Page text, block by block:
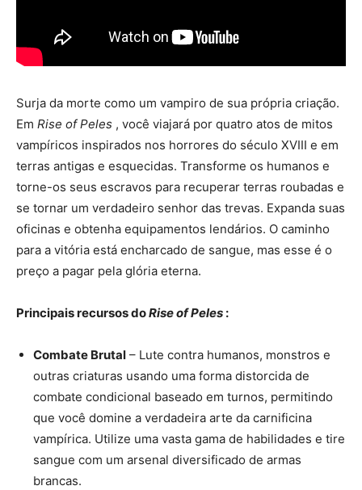
Surja da morte como um vampiro de sua própria criação.
Em Rise of Peles , você viajará por quatro atos de mitos
vampíricos inspirados nos horrores do século XVIII e em
terras antigas e esquecidas. Transforme os humanos e
torne-os seus escravos para recuperar terras roubadas e
se tornar um verdadeiro senhor das trevas. Expanda suas
oficinas e obtenha equipamentos lendários. O caminho
para a vitória está encharcado de sangue, mas esse é o
preço a pagar pela glória eterna.
Principais recursos doRise of Peles :
Combate Brutal – Lute contra humanos, monstros e
outras criaturas usando uma forma distorcida de
combate condicional baseado em turnos, permitindo
que você domine a verdadeira arte da carnificina
vampírica. Utilize uma vasta gama de habilidades e tire
sangue com um arsenal diversificado de armas
brancas.